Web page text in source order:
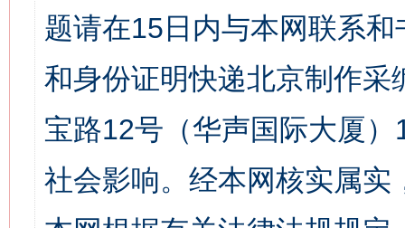
题请在15日内与本网联系
和身份证明快递北京制作
宝路12号（华声国际大厦
社会影响。经本网核实属